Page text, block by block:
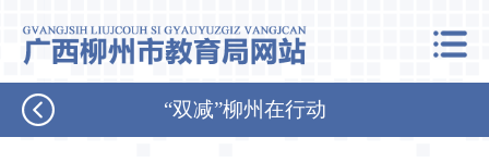
“双减”柳州在行动